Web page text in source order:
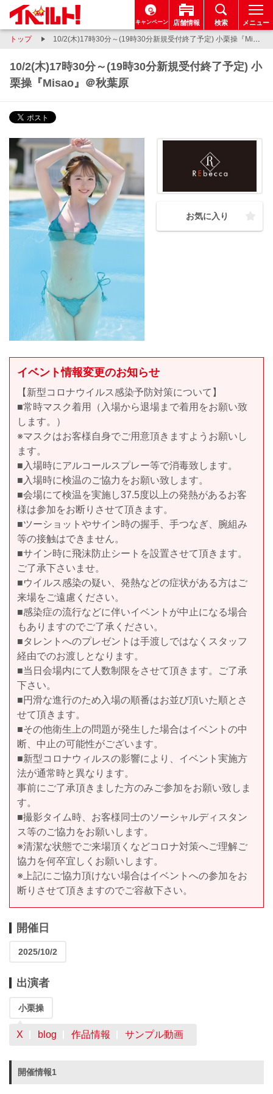
キャンペーン 店舗情報 検索 メニュー
トップ 10/2(木)17時30分～(19時30分新規受付終了予定) 小栗操『Misao』＠秋葉原
10/2(木)17時30分～(19時30分新規受付終了予定) 小
栗操『Misao』＠秋葉原
お気に入り
イベント情報変更のお知らせ
【新型コロナウイルス感染予防対策について】
■常時マスク着用（入場から退場まで着用をお願い致
します。）
※マスクはお客様自身でご用意頂きますようお願いし
ます。
■入場時にアルコールスプレー等で消毒致します。
■入場時に検温のご協力をお願い致します。
■会場にて検温を実施し37.5度以上の発熱があるお客
様は参加をお断りさせて頂きます。
■ツーショットやサイン時の握手、手つなぎ、腕組み
等の接触はできません。
■サイン時に飛沫防止シートを設置させて頂きます。
ご了承下さいませ。
■ウイルス感染の疑い、発熱などの症状がある方はご
来場をご遠慮ください。
■感染症の流行などに伴いイベントが中止になる場合
もありますのでご了承ください。
■タレントへのプレゼントは手渡しではなくスタッフ
経由でのお渡しとなります。
■当日会場内にて人数制限をさせて頂きます。ご了承
下さい。
■円滑な進行のため入場の順番はお並び頂いた順とさ
せて頂きます。
■その他衛生上の問題が発生した場合はイベントの中
断、中止の可能性がございます。
■新型コロナウィルスの影響により、イベント実施方
法が通常時と異なります。
事前にご了承頂きました方のみご参加をお願い致しま
す。
■撮影タイム時、お客様同士のソーシャルディスタン
ス等のご協力をお願いします。
※清潔な状態でご来場頂くなどコロナ対策へご理解ご
協力を何卒宜しくお願いします。
※上記にご協力頂けない場合はイベントへの参加をお
断りさせて頂きますのでご容赦下さい。
開催日
2025/10/2
出演者
小栗操
X blog 作品情報 サンプル動画
開催情報1